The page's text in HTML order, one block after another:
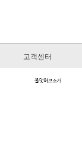
고객센터